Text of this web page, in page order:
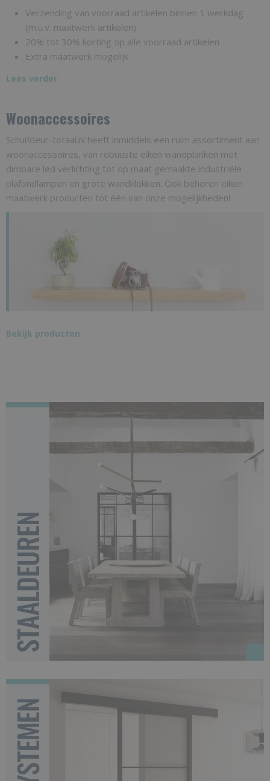
Verzending van voorraad artikelen binnen 1 werkdag
(m.u.v. maatwerk artikelen)
20% tot 30% korting op alle voorraad artikelen
Extra maatwerk mogelijk
Lees verder
Woonaccessoires
Schuifdeur-totaal.nl heeft inmiddels een ruim assortiment aan
woonaccessoires, van robuuste eiken wandplanken met
dimbare led verlichting tot op maat gemaakte industriële
plafondlampen en grote wandklokken. Ook behoren eiken
maatwerk producten tot één van onze mogelijkheden!
Bekijk producten